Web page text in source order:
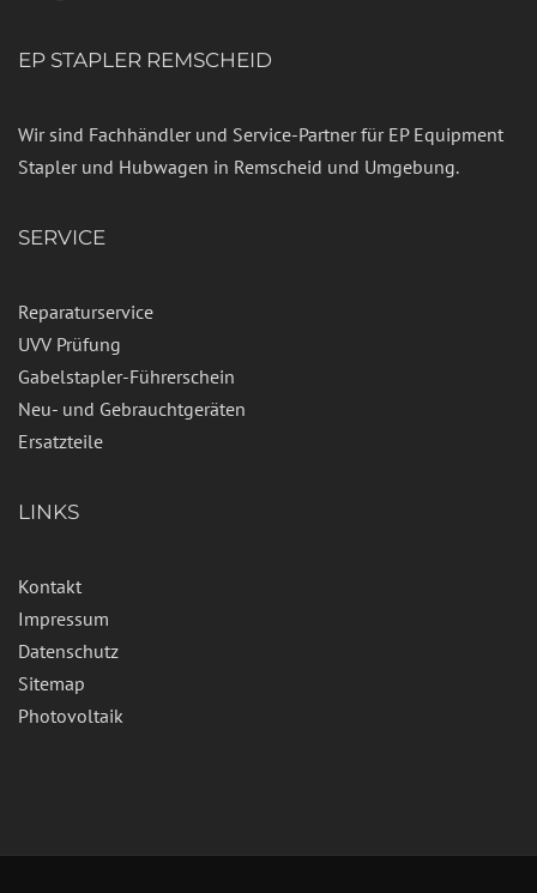
EP STAPLER REMSCHEID
Wir sind Fachhändler und Service-Partner für EP Equipment
Stapler und Hubwagen in Remscheid und Umgebung.
SERVICE
Reparaturservice
UVV Prüfung
Gabelstapler-Führerschein
Neu- und Gebrauchtgeräten
Ersatzteile
LINKS
Kontakt
Impressum
Datenschutz
Sitemap
Photovoltaik